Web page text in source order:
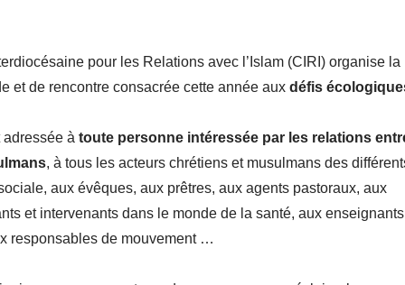
pour les Relations avec l’Islam (CIRI) organise la
et de rencontre consacrée cette année aux défis
à toute personne intéressée par les relations
, à tous les acteurs chrétiens et musulmans des
aux évêques, aux prêtres, aux agents pastoraux, aux
et intervenants dans le monde de la santé, aux
responsables de mouvement …